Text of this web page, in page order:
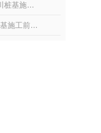
5种四川桩基施工安全培训
四川桩基施工前，为什么要进行试桩？